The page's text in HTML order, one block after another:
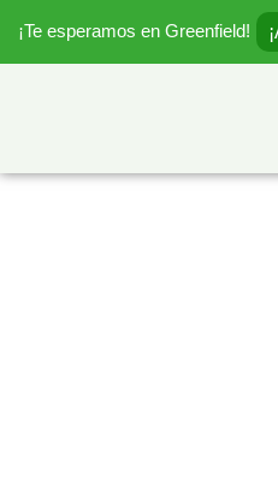
¡Te esperamos en Greenfield!